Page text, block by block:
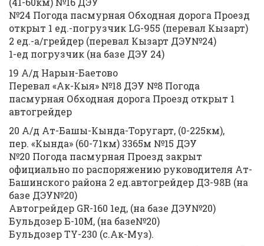
№24 Погода пасмурная Обходная дорога Проезд
открыт 1 ед.-погрузчик LG-955 (перевал Кызарт)
2 ед.-а/грейдер (перевал Кызарт ДЭУ№24)
1-ед погрузчик (на базе ДЭУ 24)
19 А/д Нарын-Баетово
Перевал «Ак-Кыя» №18 ДЭУ №8 Погода
пасмурная Обходная дорога Проезд открыт 1
автогрейдер
20 А/д Ат-Башы-Кында-Торугарт, (0-225км),
пер. «Кында» (60-71км) 3365м №15 ДЭУ
№20 Погода пасмурная Проезд закрыт
официально по распоряжению руководителя Ат-
Башинского района 2 ед.автогрейдер ДЗ-98В (на
базе ДЭУ№20)
Автогрейдер GR-160 1ед, (на базе ДЭУ№20)
Бульдозер Б-10М, (на базе№20)
Бульдозер TY-230 (с.Ак-Муз).